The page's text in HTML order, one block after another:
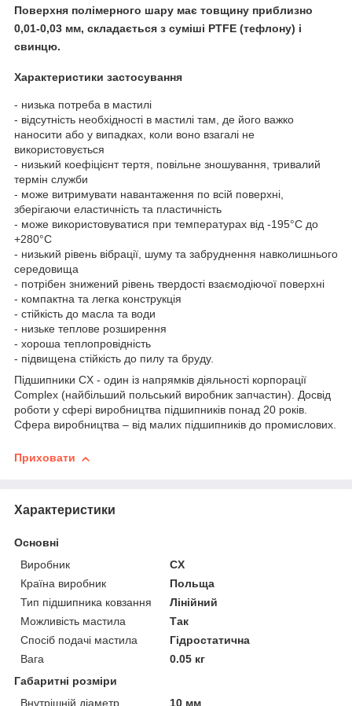
Поверхня полімерного шару має товщину приблизно
0,01-0,03 мм, складається з суміші PTFE (тефлону) і
свинцю.
Характеристики застосування
- низька потреба в мастилі
- відсутність необхідності в мастилі там, де його важко
наносити або у випадках, коли воно взагалі не
використовується
- низький коефіцієнт тертя, повільне зношування, тривалий
термін служби
- може витримувати навантаження по всій поверхні,
зберігаючи еластичність та пластичність
- може використовуватися при температурах від -195°C до
+280°C
- низький рівень вібрації, шуму та забруднення навколишнього
середовища
- потрібен знижений рівень твердості взаємодіючої поверхні
- компактна та легка конструкція
- стійкість до масла та води
- низьке теплове розширення
- хороша теплопровідність
- підвищена стійкість до пилу та бруду.
Підшипники CX - один із напрямків діяльності корпорації
Complex (найбільший польський виробник запчастин). Досвід
роботи у сфері виробництва підшипників понад 20 років.
Сфера виробництва – від малих підшипників до промислових.
Приховати
Характеристики
Основні
Виробник
CX
Країна виробник
Польща
Тип підшипника ковзання
Лінійний
Можливість мастила
Так
Спосіб подачі мастила
Гідростатична
Вага
0.05 кг
Габаритні розміри
Внутрішній діаметр
10 мм